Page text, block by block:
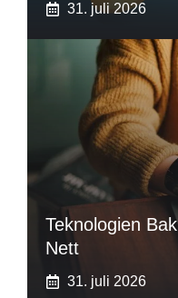
31. juli 2026
Teknologien
Nett
31. juli 2026